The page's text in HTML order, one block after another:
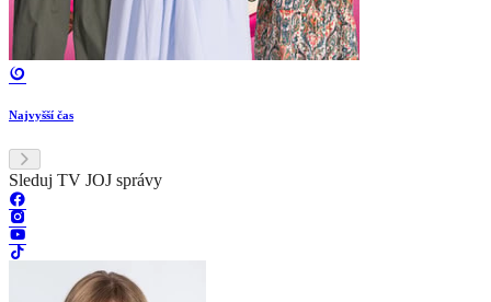
Najvyšší čas
Sleduj TV JOJ správy